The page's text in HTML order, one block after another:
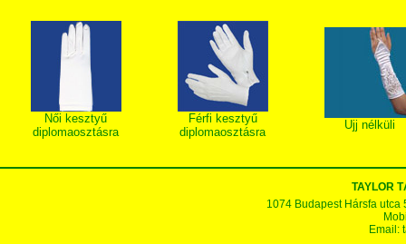
Női kesztyű
diplomaosztásra
Férfi kesztyű
diplomaosztásra
Ujj nélküli
TAYLOR
1074 Budapest Hársfa utca
Email: